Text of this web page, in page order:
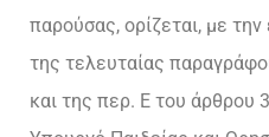
παρούσας, ορίζεται, με
της τελευταίας
και της περ. Ε του άρθρου